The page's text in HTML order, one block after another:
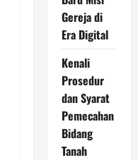
Gereja di
Era Digital
Kenali
Prosedur
dan Syarat
Pemecahan
Bidang
Tanah